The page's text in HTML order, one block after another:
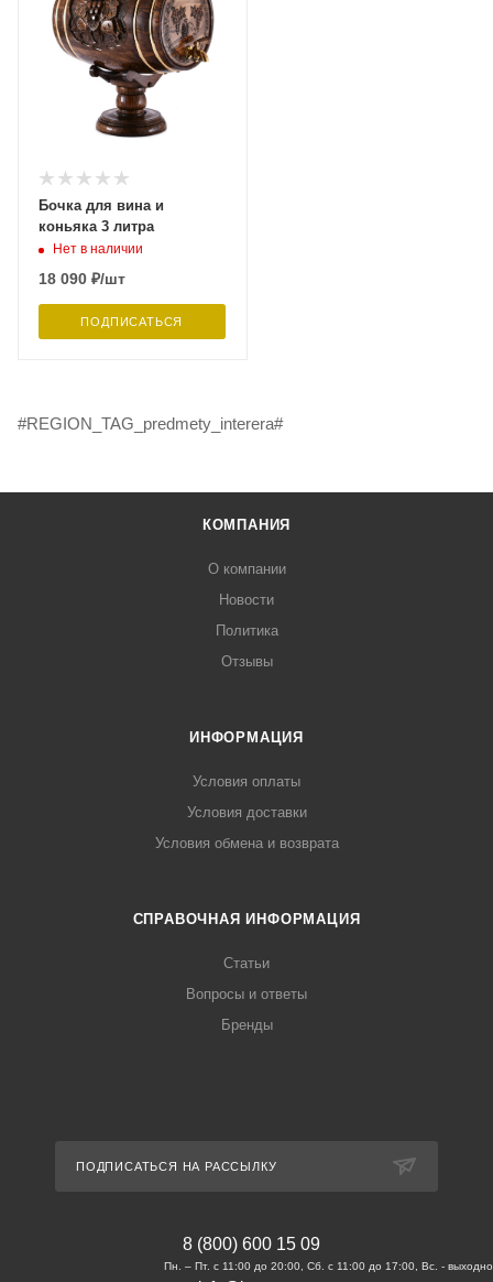
Бочка для вина и
коньяка 3 литра
Нет в наличии
18 090 ₽/шт
ПОДПИСАТЬСЯ
#REGION_TAG_predmety_interera#
КОМПАНИЯ
О компании
Новости
Политика
Отзывы
ИНФОРМАЦИЯ
Условия оплаты
Условия доставки
Условия обмена и возврата
СПРАВОЧНАЯ ИНФОРМАЦИЯ
Статьи
Вопросы и ответы
Бренды
ПОДПИСАТЬСЯ НА РАССЫЛКУ
8 (800) 600 15 09